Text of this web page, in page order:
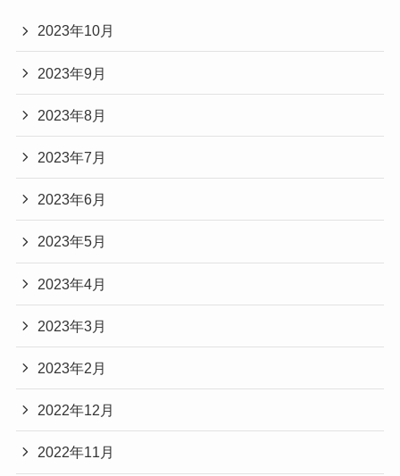
2023年10月
2023年9月
2023年8月
2023年7月
2023年6月
2023年5月
2023年4月
2023年3月
2023年2月
2022年12月
2022年11月